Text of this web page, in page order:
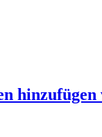
hinzufügen